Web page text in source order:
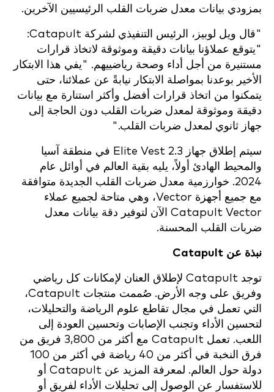
بمزودي بيانات معدل ضربات القلب الرئيسيين الآخرين.
"قال ويل لوبيز، الرئيس التنفيذي لشركة Catapult:
"يتوقع عملاؤنا بيانات دقيقة وموثوقة لاتخاذ قرارات
مستنيرة من أجل أداء وصحة رياضييهم. "يفي هذا الابتكار
الأخير بوعدنا بمواصلة الابتكار نيابةً عن عملائنا، حتى
يتمكنوا من اتخاذ قرارات أفضل وأكثر استنارة مع بيانات
دقيقة وموثوقة لمعدل ضربات القلب دون الحاجة إلى
جهاز ثانوي لمعدل ضربات القلب."
سيتم إطلاق جهاز Elite Vest 2.3 في منطقة آسيا
والمحيط الهادئ أولاً، يليه بقية العالم في أوائل عام
2024. خوارزمية معدل ضربات القلب الجديدة متوافقة
مع جميع أجهزة Vector، وهي متاحة لجميع عملاء
Catapult Vector الآن لتوفير دقة بيانات معدل
ضربات القلب المحسنة.
نبذة عن Catapult
توجد Catapult لإطلاق العنان لإمكانات كل رياضي
وفريق على وجه الأرض. صُممت منتجات Catapult،
التي تعمل في مجال تقاطع علوم الرياضة والتحليلات،
لتحسين الأداء وتجنب الإصابات وتحسين العودة إلى
اللعب. تعمل Catapult مع أكثر من 3,800 فريق من
فرق النخبة في أكثر من 40 رياضة في أكثر من 100
دولة حول العالم. لمعرفة المزيد عن Catapult أو
للاستفسار عن الوصول إلى تحليلات الأداء لفريق أو